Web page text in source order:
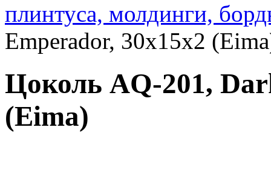
плинтуса, молдинги,
Emperador, 30х15х2
Цоколь AQ-201,
(Eima)